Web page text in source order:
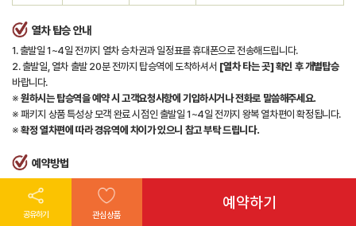
열차 탑승 안내
1. 출발일 1~4일 전까지 열차 승차권과 일정표를 휴대폰으로 전송해드립니다.
2. 출발일, 열차 출발 20분 전까지 탑승역에 도착하셔서 [열차 타는 곳] 확인 후 개별탑승
바랍니다.
※원하시는 탑승역을 예약 시 고객요청사항에 기입하시거나 전화로 말씀해주세요.
※ 패키지 상품 특성상 모객 완료 시점인 출발일 1~4일 전까지 왕복 열차편이 확정됩니다.
※확정 열차편에 따라 경유역에 차이가 있으니 참고 부탁 드립니다.
예약방법
원하시는 상품 선택 ⇢출발일 선택 ⇢ ⇢ ⇢
하기
가예약 접수
가예약 접수 후 24시간 이내(영업일 기준) 담당자가 확인하여 문자메시지로 안내 드립
공유하기 관심상품
예약하기